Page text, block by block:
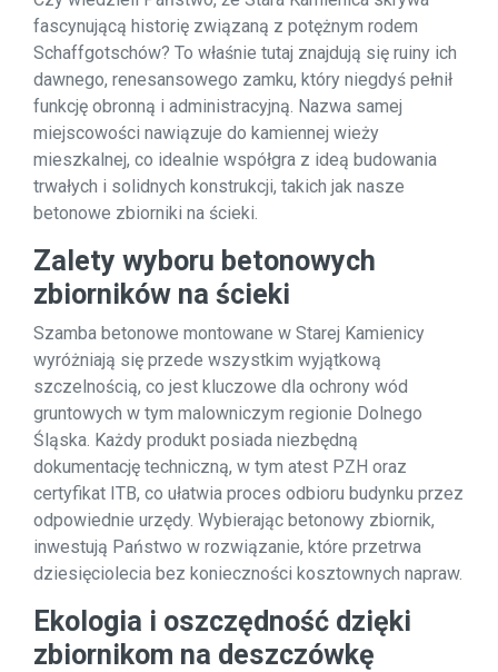
fascynującą historię związaną z potężnym rodem
Schaffgotschów? To właśnie tutaj znajdują się ruiny ich
dawnego, renesansowego zamku, który niegdyś pełnił
funkcję obronną i administracyjną. Nazwa samej
miejscowości nawiązuje do kamiennej wieży
mieszkalnej, co idealnie współgra z ideą budowania
trwałych i solidnych konstrukcji, takich jak nasze
betonowe zbiorniki na ścieki.
Zalety wyboru betonowych
zbiorników na ścieki
Szamba betonowe montowane w Starej Kamienicy
wyróżniają się przede wszystkim wyjątkową
szczelnością, co jest kluczowe dla ochrony wód
gruntowych w tym malowniczym regionie Dolnego
Śląska. Każdy produkt posiada niezbędną
dokumentację techniczną, w tym atest PZH oraz
certyfikat ITB, co ułatwia proces odbioru budynku przez
odpowiednie urzędy. Wybierając betonowy zbiornik,
inwestują Państwo w rozwiązanie, które przetrwa
dziesięciolecia bez konieczności kosztownych napraw.
Ekologia i oszczędność dzięki
zbiornikom na deszczówkę